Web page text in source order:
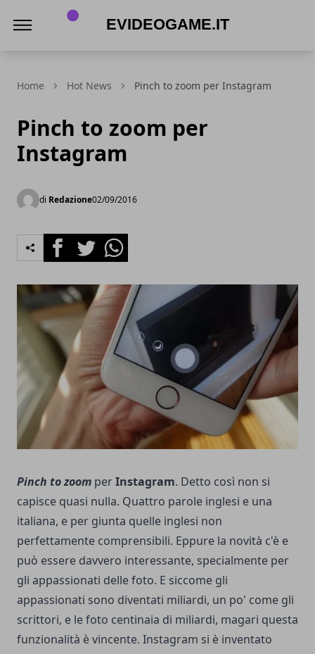
Home Hot News Pinch to zoom per Instagram
Pinch to zoom per
Instagram
di Redazione02/09/2016
FacebookTwitterWhatsapp
Pinch to zoom perInstagram. Detto così non si
capisce quasi nulla. Quattro parole inglesi e una
italiana, e per giunta quelle inglesi non
perfettamente comprensibili. Eppure la novità c'è e
può essere davvero interessante, specialmente per
gli appassionati delle foto. E siccome gli
appassionati sono diventati miliardi, un po' come gli
scrittori, e le foto centinaia di miliardi, magari questa
funzionalità è vincente. Instagram si è inventato